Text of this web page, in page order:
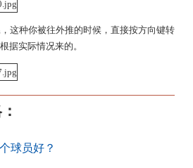
这种你被往外推的时候，直接按方向键转
据实际情况来的。
球员好？